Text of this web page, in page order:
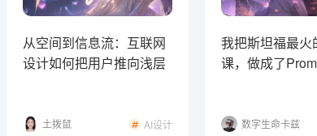
从空间到信息流：互联网
设计如何把用户推向浅层
土拨鼠 AI设计
我把斯坦福最火
课，做成了
数字生命卡兹